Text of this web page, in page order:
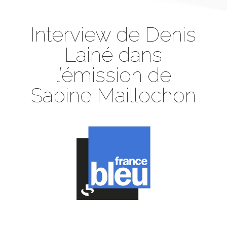
Interview de Denis
Lainé dans
l’émission de
Sabine Maillochon